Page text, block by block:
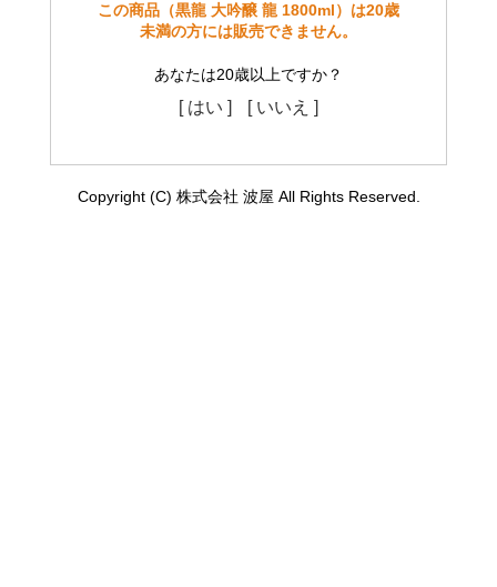
この商品（黒龍 大吟醸 龍 1800ml）は20歳
未満の方には販売できません。
あなたは20歳以上ですか？
[ はい ] [ いいえ ]
Copyright (C) 株式会社 波屋 All Rights Reserved.